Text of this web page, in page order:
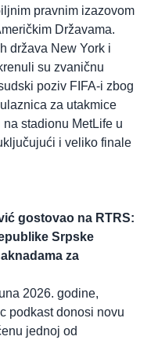
pravnim izazovom
Državama.
država New York i
su zvaničnu
poziv FIFA-i zbog
za utakmice
na stadionu MetLife u
i veliko finale
gostovao na RTRS:
Srpske
za
2026. godine,
podkast donosi novu
jednoj od